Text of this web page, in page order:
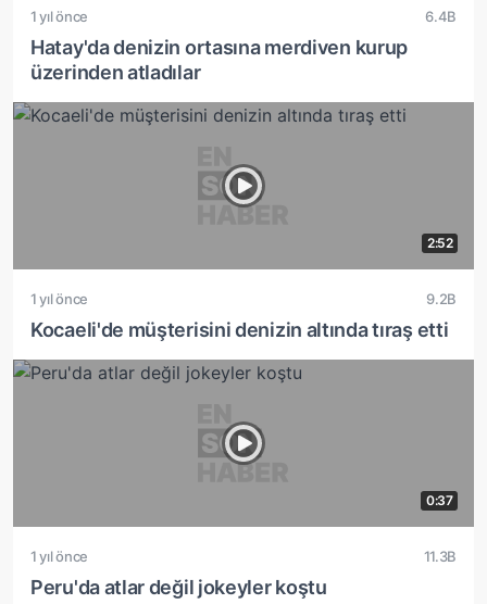
1 yıl önce 6.4B
Hatay'da denizin ortasına merdiven kurup
üzerinden atladılar
2:52
1 yıl önce 9.2B
Kocaeli'de müşterisini denizin altında tıraş etti
0:37
1 yıl önce 11.3B
Peru'da atlar değil jokeyler koştu